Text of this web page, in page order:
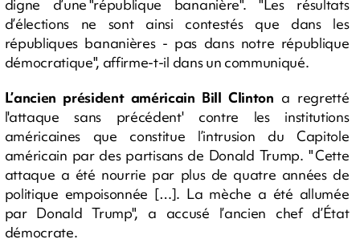
digne d’une "république bananière". "Les résultats
d’élections ne sont ainsi contestés que dans les
républiques bananières - pas dans notre république
démocratique", affirme-t-il dans un communiqué.
L’ancien président américain Bill Clinton a regretté
l'attaque sans précédent' contre les institutions
américaines que constitue l’intrusion du Capitole
américain par des partisans de Donald Trump. " Cette
attaque a été nourrie par plus de quatre années de
politique empoisonnée […]. La mèche a été allumée
par Donald Trump", a accusé l’ancien chef d’État
démocrate.